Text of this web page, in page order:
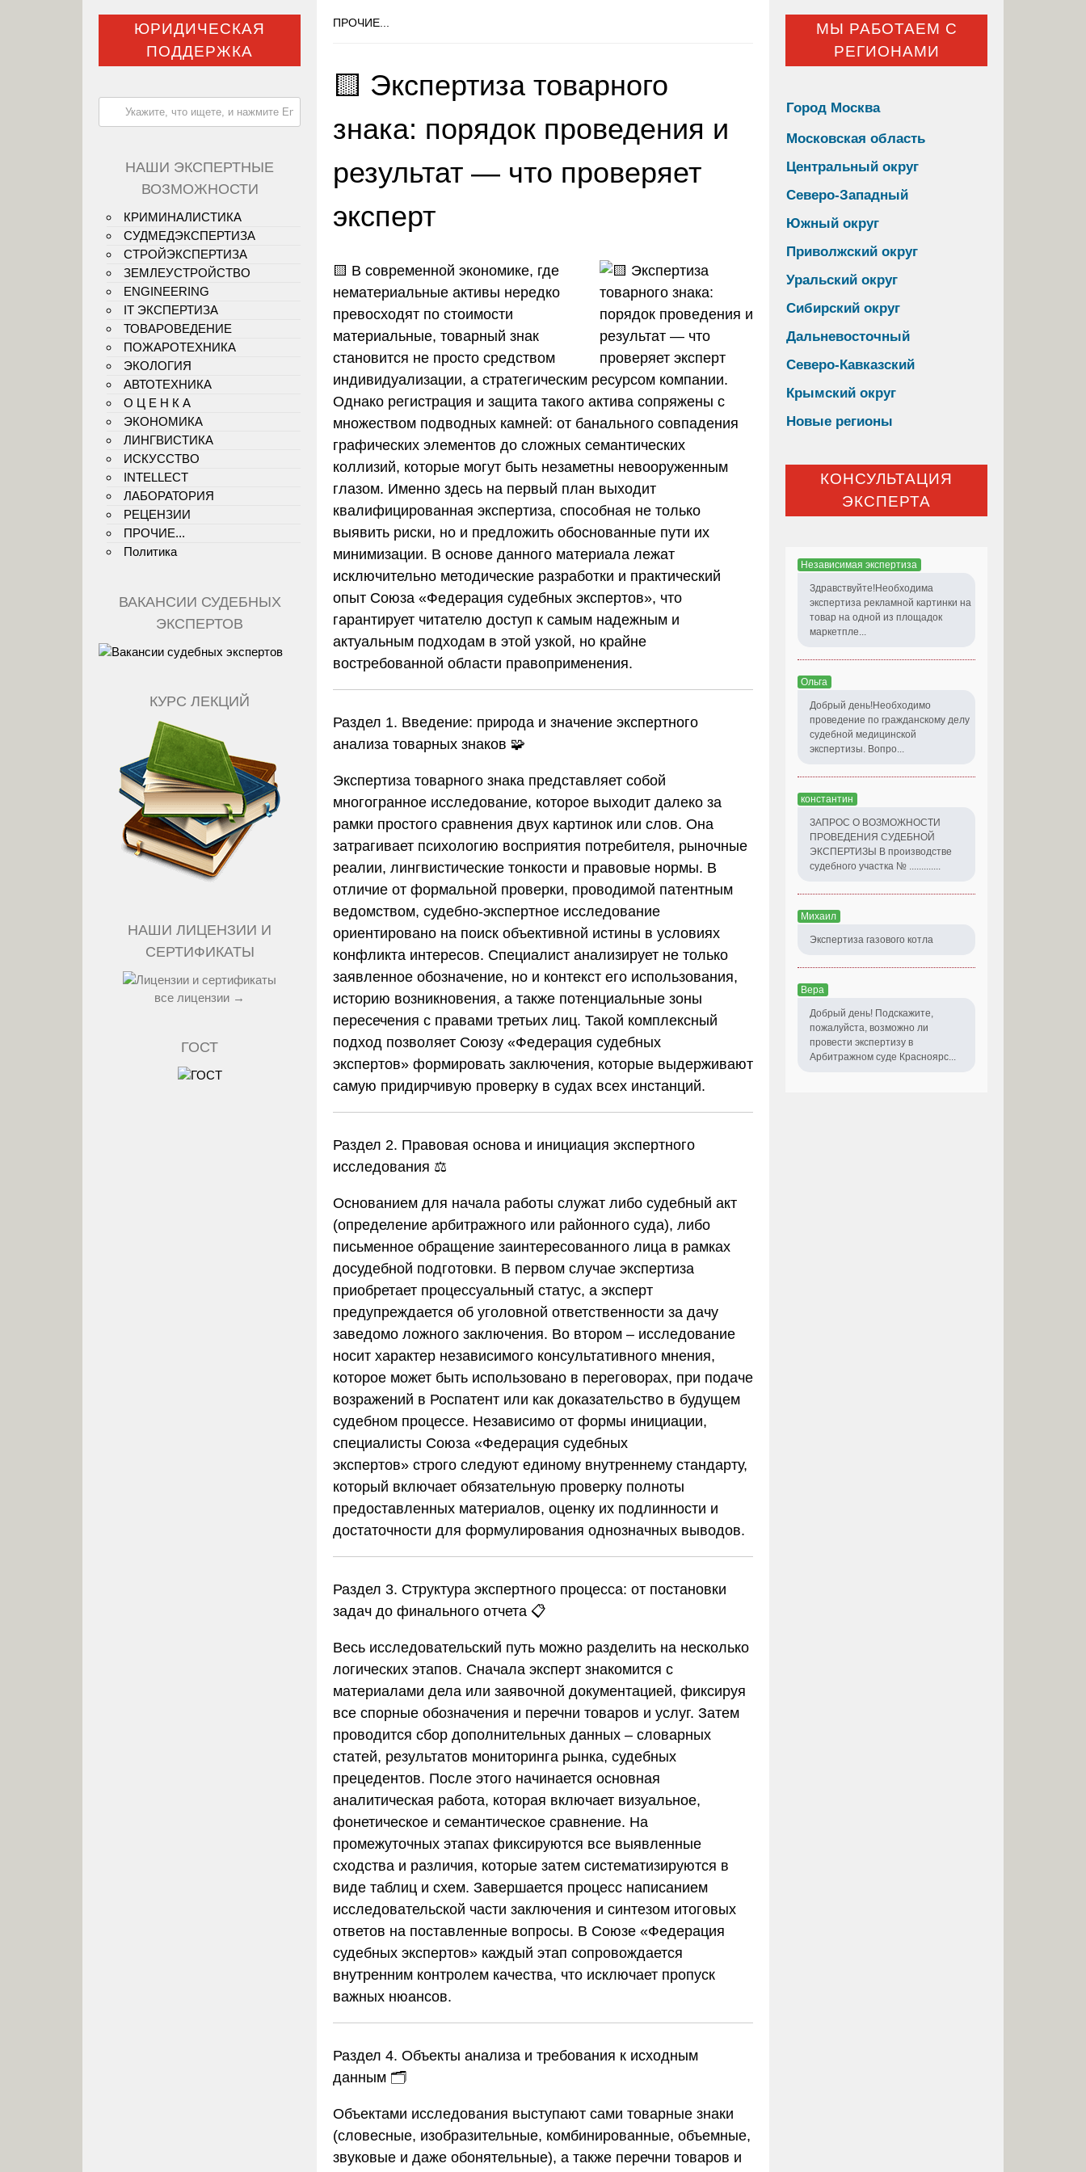
ПРОЧИЕ...
🟨 Экспертиза товарного
знака: порядок проведения и
результат — что проверяет
эксперт
🟨 В современной экономике, где
нематериальные активы нередко
превосходят по стоимости
материальные, товарный знак
становится не просто средством
индивидуализации, а стратегическим ресурсом компании.
Однако регистрация и защита такого актива сопряжены с
множеством подводных камней: от банального совпадения
графических элементов до сложных семантических
коллизий, которые могут быть незаметны невооруженным
глазом. Именно здесь на первый план выходит
квалифицированная экспертиза, способная не только
выявить риски, но и предложить обоснованные пути их
минимизации. В основе данного материала лежат
исключительно методические разработки и практический
опыт Союза «Федерация судебных экспертов», что
гарантирует читателю доступ к самым надежным и
актуальным подходам в этой узкой, но крайне
востребованной области правоприменения.
Раздел 1. Введение: природа и значение экспертного
анализа товарных знаков 🧩
Экспертиза товарного знака представляет собой
многогранное исследование, которое выходит далеко за
рамки простого сравнения двух картинок или слов. Она
затрагивает психологию восприятия потребителя, рыночные
реалии, лингвистические тонкости и правовые нормы. В
отличие от формальной проверки, проводимой патентным
ведомством, судебно-экспертное исследование
ориентировано на поиск объективной истины в условиях
конфликта интересов. Специалист анализирует не только
заявленное обозначение, но и контекст его использования,
историю возникновения, а также потенциальные зоны
пересечения с правами третьих лиц. Такой комплексный
подход позволяет Союзу «Федерация судебных
экспертов» формировать заключения, которые выдерживают
самую придирчивую проверку в судах всех инстанций.
Раздел 2. Правовая основа и инициация экспертного
исследования ⚖️
Основанием для начала работы служат либо судебный акт
(определение арбитражного или районного суда), либо
письменное обращение заинтересованного лица в рамках
досудебной подготовки. В первом случае экспертиза
приобретает процессуальный статус, а эксперт
предупреждается об уголовной ответственности за дачу
заведомо ложного заключения. Во втором – исследование
носит характер независимого консультативного мнения,
которое может быть использовано в переговорах, при подаче
возражений в Роспатент или как доказательство в будущем
судебном процессе. Независимо от формы инициации,
специалисты Союза «Федерация судебных
экспертов» строго следуют единому внутреннему стандарту,
который включает обязательную проверку полноты
предоставленных материалов, оценку их подлинности и
достаточности для формулирования однозначных выводов.
Раздел 3. Структура экспертного процесса: от постановки
задач до финального отчета 📋
Весь исследовательский путь можно разделить на несколько
логических этапов. Сначала эксперт знакомится с
материалами дела или заявочной документацией, фиксируя
все спорные обозначения и перечни товаров и услуг. Затем
проводится сбор дополнительных данных – словарных
статей, результатов мониторинга рынка, судебных
прецедентов. После этого начинается основная
аналитическая работа, которая включает визуальное,
фонетическое и семантическое сравнение. На
промежуточных этапах фиксируются все выявленные
сходства и различия, которые затем систематизируются в
виде таблиц и схем. Завершается процесс написанием
исследовательской части заключения и синтезом итоговых
ответов на поставленные вопросы. В Союзе «Федерация
судебных экспертов» каждый этап сопровождается
внутренним контролем качества, что исключает пропуск
важных нюансов.
Раздел 4. Объекты анализа и требования к исходным
данным 🗂️
Объектами исследования выступают сами товарные знаки
(словесные, изобразительные, комбинированные, объемные,
звуковые и даже обонятельные), а также перечни товаров и
ЮРИДИЧЕСКАЯ
ПОДДЕРЖКА
НАШИ ЭКСПЕРТНЫЕ
ВОЗМОЖНОСТИ
КРИМИНАЛИСТИКА
СУДМЕДЭКСПЕРТИЗА
СТРОЙЭКСПЕРТИЗА
ЗЕМЛЕУСТРОЙСТВО
ENGINEERING
IT ЭКСПЕРТИЗА
ТОВАРОВЕДЕНИЕ
ПОЖАРОТЕХНИКА
ЭКОЛОГИЯ
АВТОТЕХНИКА
О Ц Е Н К А
ЭКОНОМИКА
ЛИНГВИСТИКА
ИСКУССТВО
INTELLECT
ЛАБОРАТОРИЯ
РЕЦЕНЗИИ
ПРОЧИЕ...
Политика
ВАКАНСИИ СУДЕБНЫХ
ЭКСПЕРТОВ
КУРС ЛЕКЦИЙ
НАШИ ЛИЦЕНЗИИ И
СЕРТИФИКАТЫ
все лицензии →
ГОСТ
МЫ РАБОТАЕМ С
РЕГИОНАМИ
Город Москва
Московская область
Центральный округ
Северо-Западный
Южный округ
Приволжский округ
Уральский округ
Сибирский округ
Дальневосточный
Северо-Кавказский
Крымский округ
Новые регионы
КОНСУЛЬТАЦИЯ
ЭКСПЕРТА
Независимая экспертиза
Здравствуйте!Необходима
экспертиза рекламной картинки на
товар на одной из площадок
маркетпле...
Ольга
Добрый день!Необходимо
проведение по гражданскому делу
судебной медицинской
экспертизы. Вопро...
константин
ЗАПРОС О ВОЗМОЖНОСТИ
ПРОВЕДЕНИЯ СУДЕБНОЙ
ЭКСПЕРТИЗЫ В производстве
судебного участка № .............
Михаил
Экспертиза газового котла
Вера
Добрый день! Подскажите,
пожалуйста, возможно ли
провести экспертизу в
Арбитражном суде Красноярс...